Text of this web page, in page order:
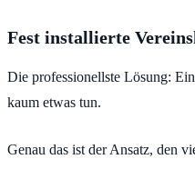
Fest installierte
Die professionellste Lösung:
kaum etwas tun.
Genau das ist der Ansatz, den